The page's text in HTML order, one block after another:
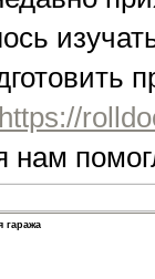
https://
нам
гаража